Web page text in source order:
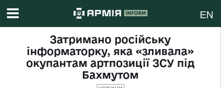
EN
Затримано російську
інформаторку, яка «зливала»
окупантам артпозиції ЗСУ під
Бахмутом